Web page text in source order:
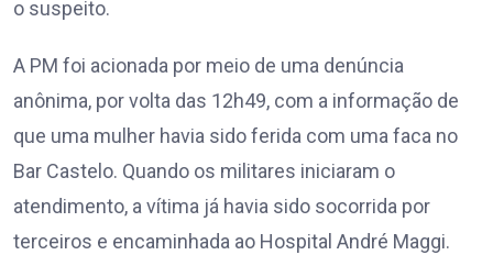
o suspeito.
A PM foi acionada por meio de uma denúncia
anônima, por volta das 12h49, com a informação de
que uma mulher havia sido ferida com uma faca no
Bar Castelo. Quando os militares iniciaram o
atendimento, a vítima já havia sido socorrida por
terceiros e encaminhada ao Hospital André Maggi.